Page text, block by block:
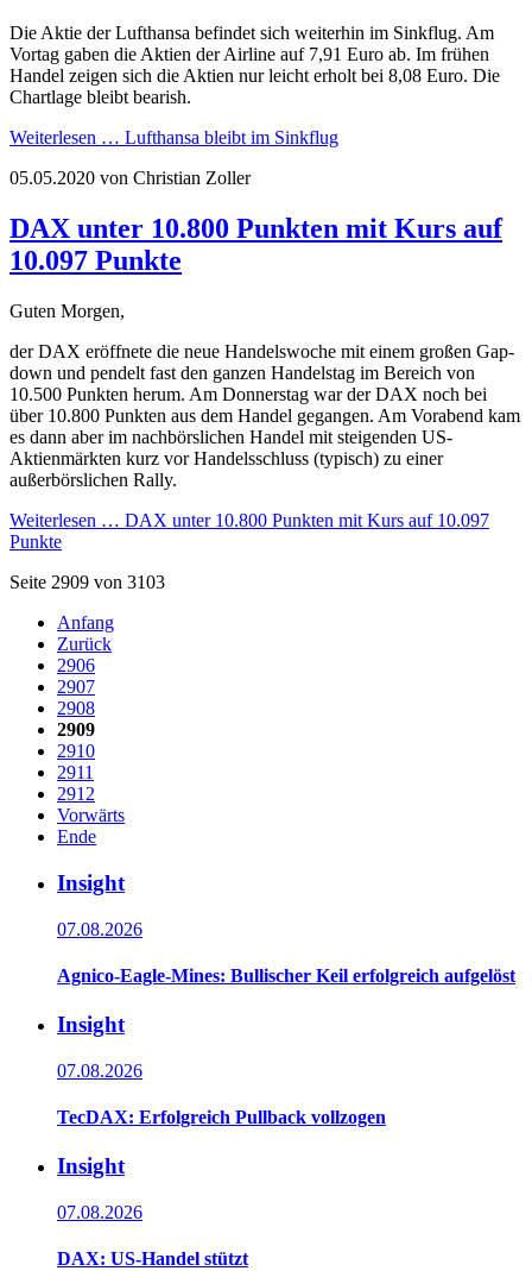
Die Aktie der Lufthansa befindet sich weiterhin im Sinkflug. Am
Vortag gaben die Aktien der Airline auf 7,91 Euro ab. Im frühen
Handel zeigen sich die Aktien nur leicht erholt bei 8,08 Euro. Die
Chartlage bleibt bearish.
Weiterlesen … Lufthansa bleibt im Sinkflug
05.05.2020 von Christian Zoller
DAX unter 10.800 Punkten mit Kurs auf
10.097 Punkte
Guten Morgen,
der DAX eröffnete die neue Handelswoche mit einem großen Gap-
down und pendelt fast den ganzen Handelstag im Bereich von
10.500 Punkten herum. Am Donnerstag war der DAX noch bei
über 10.800 Punkten aus dem Handel gegangen. Am Vorabend kam
es dann aber im nachbörslichen Handel mit steigenden US-
Aktienmärkten kurz vor Handelsschluss (typisch) zu einer
außerbörslichen Rally.
Weiterlesen … DAX unter 10.800 Punkten mit Kurs auf 10.097
Punkte
Seite 2909 von 3103
Anfang
Zurück
2906
2907
2908
2909
2910
2911
2912
Vorwärts
Ende
Insight
07.08.2026
Agnico-Eagle-Mines: Bullischer Keil erfolgreich aufgelöst
Insight
07.08.2026
TecDAX: Erfolgreich Pullback vollzogen
Insight
07.08.2026
DAX: US-Handel stützt